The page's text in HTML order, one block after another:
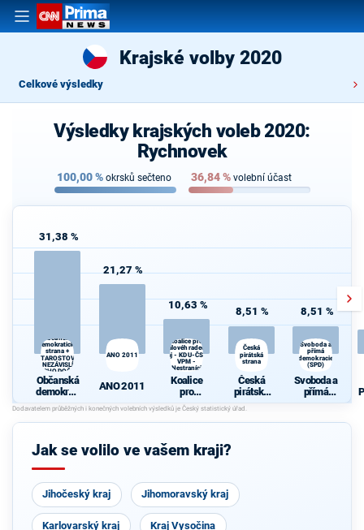
Krajské volby 2020
Celkové výsledky
Výsledky krajských voleb 2020:
Rychnovek
100,00% okrsků sečteno 36,84% volební účast
31,38 %
Občanská
demokratická
strana +
STAROSTOVÉ
A NEZÁVISLÍ a
VÝCHODOČEŠI
Občanská
demokrati
cká strana
+
STAROST
NEZÁVISL
VÝCHODO
ČEŠI
21,27 %
ANO 2011
ANO 2011
10,63 %
Koalice pro
Královéhradecký
kraj - KDU-ČSL -
VPM -
Nestraníci
Koalice
pro
Královéhra
decký kraj
- KDU-
VPM -
8,51 %
Česká
pirátská
strana
Česká
pirátská
strana
8,51 %
Svoboda a
přímá
demokracie
(SPD)
Svoboda a
přímá
demokraci
Jak se volilo ve vašem kraji?
Jihočeský kraj Jihomoravský kraj
Karlovarský kraj Kraj Vysočina